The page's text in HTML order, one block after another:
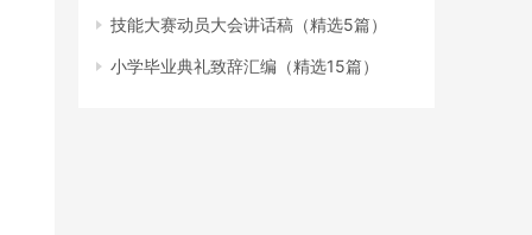
技能大赛动员大会讲话稿（精选5篇）
小学毕业典礼致辞汇编（精选15篇）